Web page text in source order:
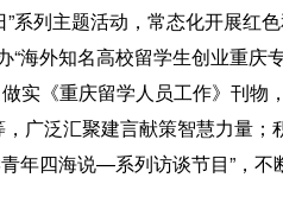
系列主题活动，常态化开展红
海外知名高校留学生创业重庆
实《重庆留学人员工作》刊
，广泛汇聚建言献策智慧力量
年四海说—系列访谈节目”，不